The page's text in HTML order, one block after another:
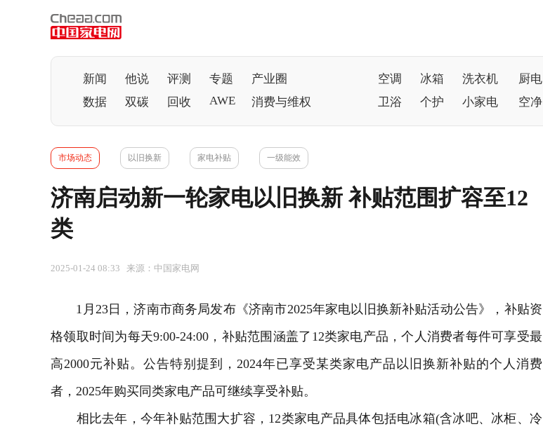
新闻 他说 评测 专题
产业圈
数据
双碳 回收 AWE 消费与维权
空调 冰箱 洗衣机 厨电
卫浴
个护 小家电 空净
市场动态 以旧换新 家电补贴 一级能效
济南启动新一轮家电以旧换新 补贴范围扩容至12
类
2025-01-24 08:33 来源：中国家电网
1月23日，济南市商务局发布《济南市2025年家电以旧换新补贴活动公告》，补贴资
格领取时间为每天9:00-24:00，补贴范围涵盖了12类家电产品，个人消费者每件可享受最
高2000元补贴。公告特别提到，2024年已享受某类家电产品以旧换新补贴的个人消费
者，2025年购买同类家电产品可继续享受补贴。
相比去年，今年补贴范围大扩容，12类家电产品具体包括电冰箱(含冰吧、冰柜、冷